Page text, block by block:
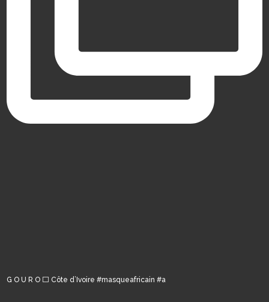
G O U R O ⬜️ Côte d’Ivoire #masqueafricain #a